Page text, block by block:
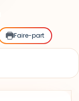
Faire-part